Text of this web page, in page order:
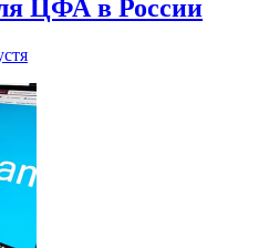
ЦФА в России